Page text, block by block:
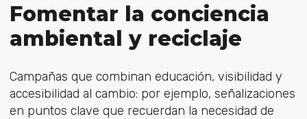
Fomentar la conciencia
ambiental y reciclaje
Campañas que combinan educación, visibilidad y
accesibilidad al cambio: por ejemplo, señalizaciones
en puntos clave que recuerdan la necesidad de